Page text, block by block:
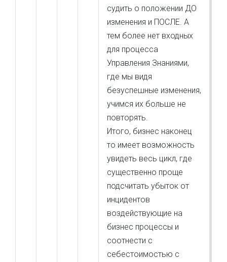
судить о положении ДО
изменения и ПОСЛЕ. А
тем более нет входных
для процесса
Управления Знаниями,
где мы видя
безуспешные изменения,
учимся их больше не
повторять.
Итого, бизнес наконец
то имеет возможность
увидеть весь цикл, где
существенно проще
подсчитать убыток от
инцидентов
воздействующие на
бизнес процессы и
соотнести с
себестоимостью с